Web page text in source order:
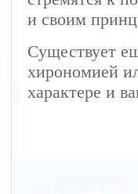
и своим
Существует
хирономией
характере и